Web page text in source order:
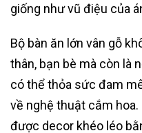
giống như vũ điệu của
Bộ bàn ăn lớn vân gỗ
thân, bạn bè mà còn là
có thể thỏa sức đam
về nghệ thuật cắm hoa.
được decor khéo léo